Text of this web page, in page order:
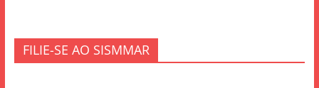
FILIE-SE AO SISMMAR